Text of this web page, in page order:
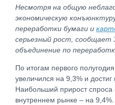
Несмотря на общую
экономическую
переработки бумаги и
серьезный рост, сообщает
объединение по
По итогам первого
увеличился на 9,3% и
Наибольший прирост спроса
внутреннем рынке – на